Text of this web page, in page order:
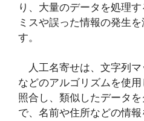
り、大量のデータを処理
ミスや誤った情報の発生
す。
人工名寄せは、文字列マ
などのアルゴリズムを使
照合し、類似したデータ
で、名前や住所などの情